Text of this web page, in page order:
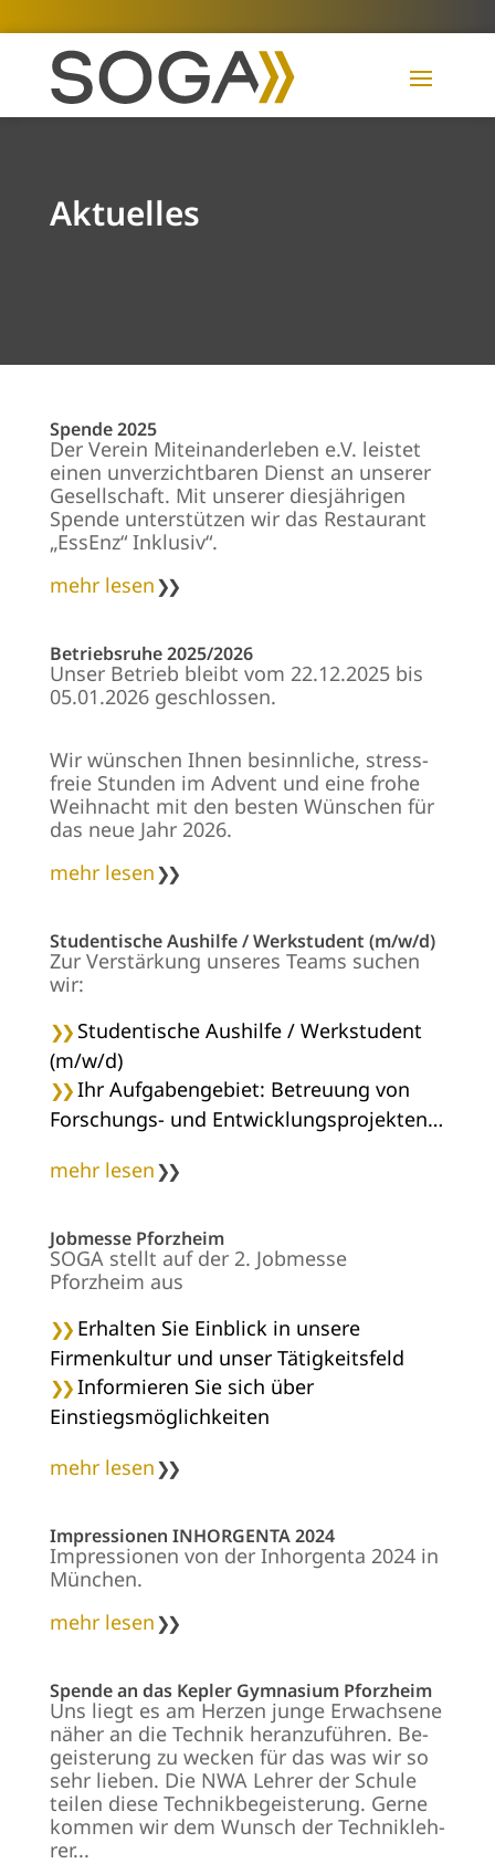
Aktuelles
Spende 2025
Der Verein Mit­ein­an­der­le­ben e.V. leis­tet
ei­nen un­ver­zicht­ba­ren Dienst an un­se­rer
Ge­sell­schaft. Mit un­se­rer dies­jäh­ri­gen
Spen­de un­ter­stüt­zen wir das Re­stau­rant
„Es­sEn­z“ In­klu­si­v“.
mehr lesen
Betriebsruhe 2025/2026
Un­ser Be­trieb bleibt vom 22.12.2025 bis
05.01.2026 ge­schlos­sen.
Wir wün­schen Ih­nen be­sinn­li­che, stress­
freie Stun­den im Ad­vent und ei­ne fro­he
Weih­nacht mit den bes­ten Wün­schen für
das neue Jahr 2026.
mehr lesen
Studentische Aushilfe / Werkstudent (m/w/d)
Zur Verstärkung unseres Teams suchen
wir:
Studentische Aushilfe / Werkstudent
(m/w/d)
Ihr Aufgabengebiet: Betreuung von
Forschungs- und Entwicklungsprojekten…
mehr lesen
Jobmesse Pforzheim
SOGA stellt auf der 2. Jobmesse
Pforzheim aus
Erhalten Sie Einblick in unsere
Firmenkultur und unser Tätigkeitsfeld
Informieren Sie sich über
Einstiegsmöglichkeiten
mehr lesen
Impressionen INHORGENTA 2024
Impressionen von der Inhorgenta 2024 in
München.
mehr lesen
Spende an das Kepler Gymnasium Pforzheim
Uns liegt es am Her­zen jun­ge Er­wach­se­ne
nä­her an die Tech­nik heran­zu­füh­ren. Be­
geiste­rung zu we­cken für das was wir so
sehr lie­ben. Die NWA Leh­rer der Schu­le
tei­len die­se Tech­nik­be­geis­te­rung. Ger­ne
kom­men wir dem Wunsch der Tech­nik­leh­
rer...